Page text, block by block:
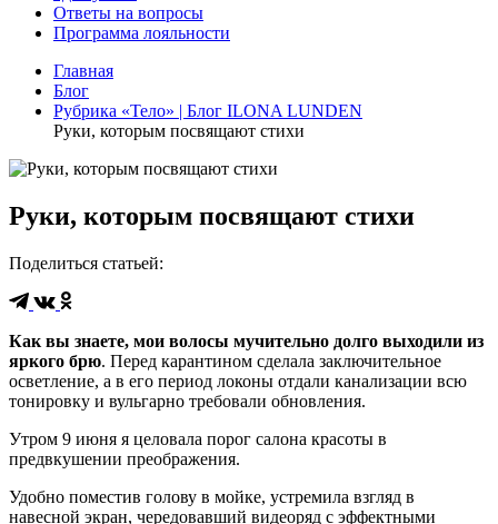
Ответы на вопросы
Программа лояльности
Главная
Блог
Рубрика «Тело» | Блог ILONA LUNDEN
Руки, которым посвящают стихи
Руки, которым посвящают стихи
Поделиться статьей:
Как вы знаете, мои волосы мучительно долго выходили из
яркого брю. Перед карантином сделала заключительное
осветление, а в его период локоны отдали канализации всю
тонировку и вульгарно требовали обновления.
Утром 9 июня я целовала порог салона красоты в
предвкушении преображения.
Удобно поместив голову в мойке, устремила взгляд в
навесной экран, чередовавший видеоряд с эффектными